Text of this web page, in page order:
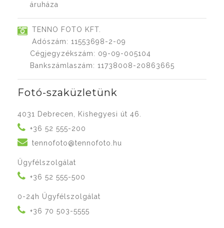
áruháza
TENNO FOTO KFT.
Adószám: 11553698-2-09
Cégjegyzékszám: 09-09-005104
Bankszámlaszám: 11738008-20863665
Fotó-szaküzletünk
4031 Debrecen, Kishegyesi út 46.
+36 52 555-200
tennofoto@tennofoto.hu
Ügyfélszolgálat
+36 52 555-500
0-24h Ügyfélszolgálat
+36 70 503-5555